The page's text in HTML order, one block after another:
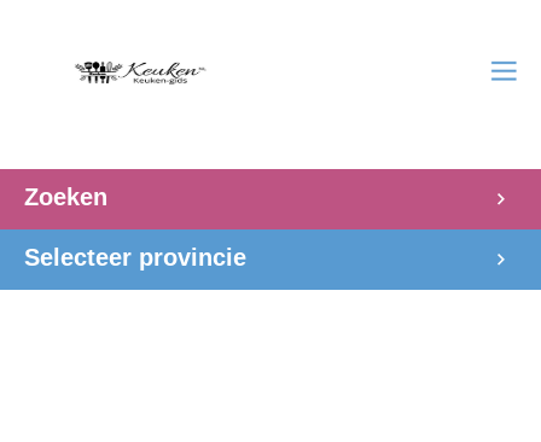
Zoeken
Selecteer provincie